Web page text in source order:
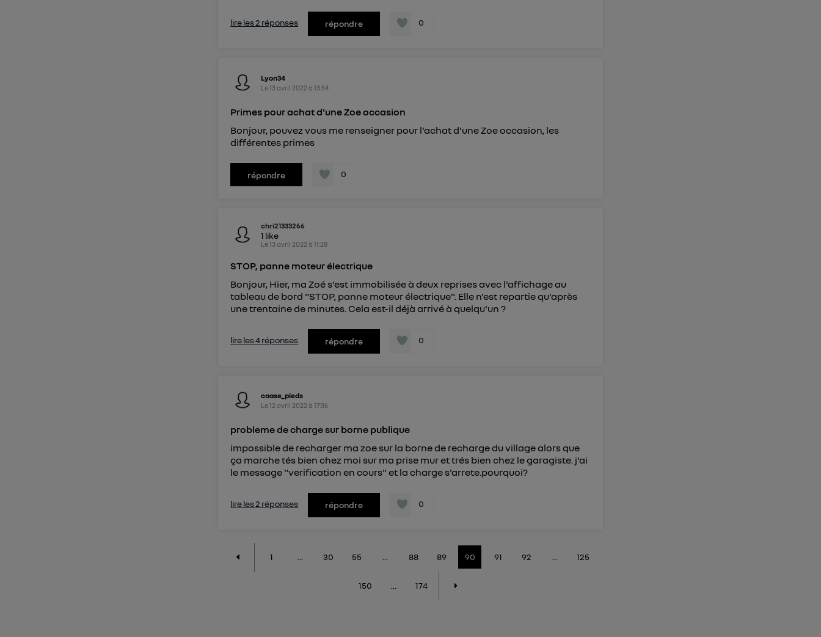
lire les 2 réponses répondre 0
Lyon34
Le13 avril 2022 à13:54
Primes pour achat d'une Zoe occasion
Bonjour, pouvez vous me renseigner pour l'achat d'une Zoe occasion, les
différentes primes
répondre 0
chri21333266
1 like
Le13 avril 2022 à11:28
STOP, panne moteur électrique
Bonjour, Hier, ma Zoé s'est immobilisée à deux reprises avec l'affichage au
tableau de bord "STOP, panne moteur électrique". Elle n'est repartie qu'après
une trentaine de minutes. Cela est-il déjà arrivé à quelqu'un ?
lire les 4 réponses répondre 0
caase_pieds
Le12 avril 2022 à17:36
probleme de charge sur borne publique
impossible de recharger ma zoe sur la borne de recharge du village alors que
ça marche tés bien chez moi sur ma prise mur et trés bien chez le garagiste. j'ai
le message "verification en cours" et la charge s'arrete.pourquoi?
lire les 2 réponses répondre 0
1 30 55 88 89 90 91 92 125
150 174